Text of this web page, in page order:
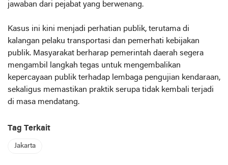
jawaban dari pejabat yang berwenang.
Kasus ini kini menjadi perhatian publik, terutama di
kalangan pelaku transportasi dan pemerhati kebijakan
publik. Masyarakat berharap pemerintah daerah segera
mengambil langkah tegas untuk mengembalikan
kepercayaan publik terhadap lembaga pengujian kendaraan,
sekaligus memastikan praktik serupa tidak kembali terjadi
di masa mendatang.
Tag Terkait
Jakarta